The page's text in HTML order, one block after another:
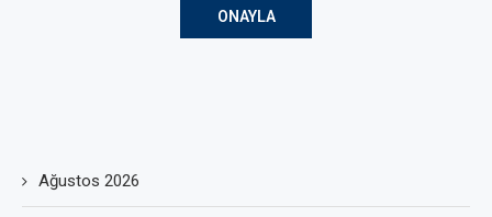
Ağustos 2026